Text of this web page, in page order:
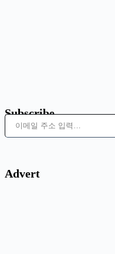
Subscribe
이메일 주소 입력…
Advert